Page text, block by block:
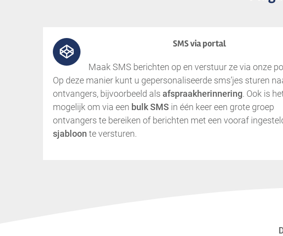
SMS via portal
Maak SMS berichten op en verstuur ze via onze
Op deze manier kunt u gepersonaliseerde sms’jes sturen
ontvangers, bijvoorbeeld als afspraakherinnering. Ook is
mogelijk om via een bulk SMS in één keer een grote groep
ontvangers te bereiken of berichten met een vooraf
sjabloon te versturen.